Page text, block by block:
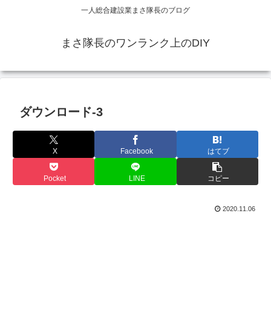
一人総合建設業まさ隊長のブログ
まさ隊長のワンランク上のDIY
ダウンロード-3
X Facebook はてブ
Pocket LINE コピー
2020.11.06